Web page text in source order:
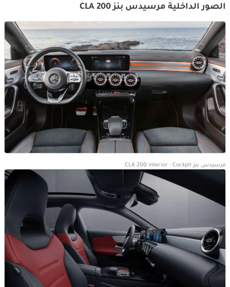
الصور الداخلية مرسيدس بنز CLA 200
مرسيدس بنز CLA 200 interior - Cockpit